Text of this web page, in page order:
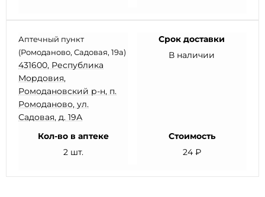
Аптечный пункт
(Ромоданово, Садовая, 19а)
431600, Республика
Мордовия,
Ромодановский р-н, п.
Ромоданово, ул.
Садовая, д. 19А
Срок доставки
В наличии
Кол-во в аптеке
2 шт.
Стоимость
24 ₽